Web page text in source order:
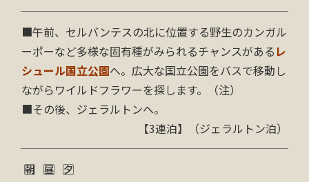
■午前、セルバンテスの北に位置する野生のカンガル
ーポーなど多様な固有種がみられるチャンスがある レ
シュール国立公園へ。広大な国立公園をバスで移動し
ながらワイルドフラワーを探します。（注）
■その後、ジェラルトンへ。
【3連泊】（ジェラルトン泊）